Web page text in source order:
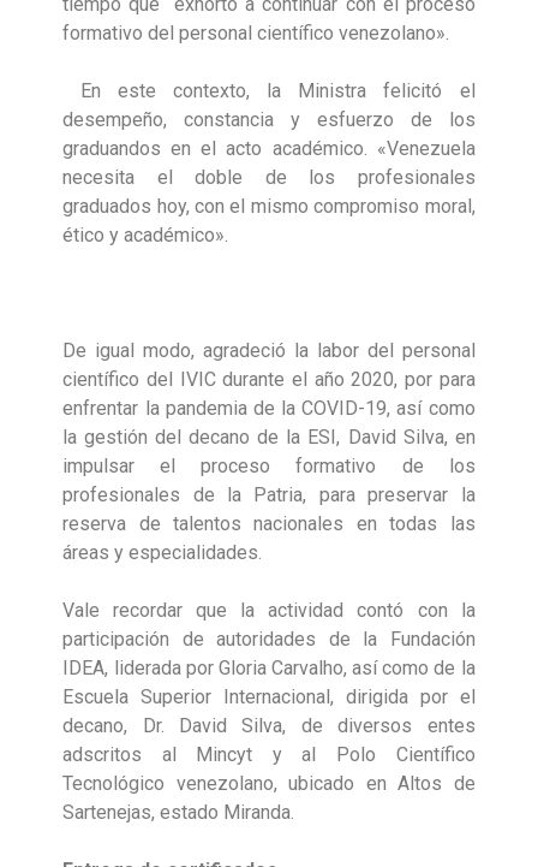
tiempo que exhortó a continuar con el proceso
formativo del personal científico venezolano».
En este contexto, la Ministra felicitó el
desempeño, constancia y esfuerzo de los
graduandos en el acto académico. «Venezuela
necesita el doble de los profesionales
graduados hoy, con el mismo compromiso moral,
ético y académico».
De igual modo, agradeció la labor del personal
científico del IVIC durante el año 2020, por para
enfrentar la pandemia de la COVID-19, así como
la gestión del decano de la ESI, David Silva, en
impulsar el proceso formativo de los
profesionales de la Patria, para preservar la
reserva de talentos nacionales en todas las
áreas y especialidades.
Vale recordar que la actividad contó con la
participación de autoridades de la Fundación
IDEA, liderada por Gloria Carvalho, así como de la
Escuela Superior Internacional, dirigida por el
decano, Dr. David Silva, de diversos entes
adscritos al Mincyt y al Polo Científico
Tecnológico venezolano, ubicado en Altos de
Sartenejas, estado Miranda.